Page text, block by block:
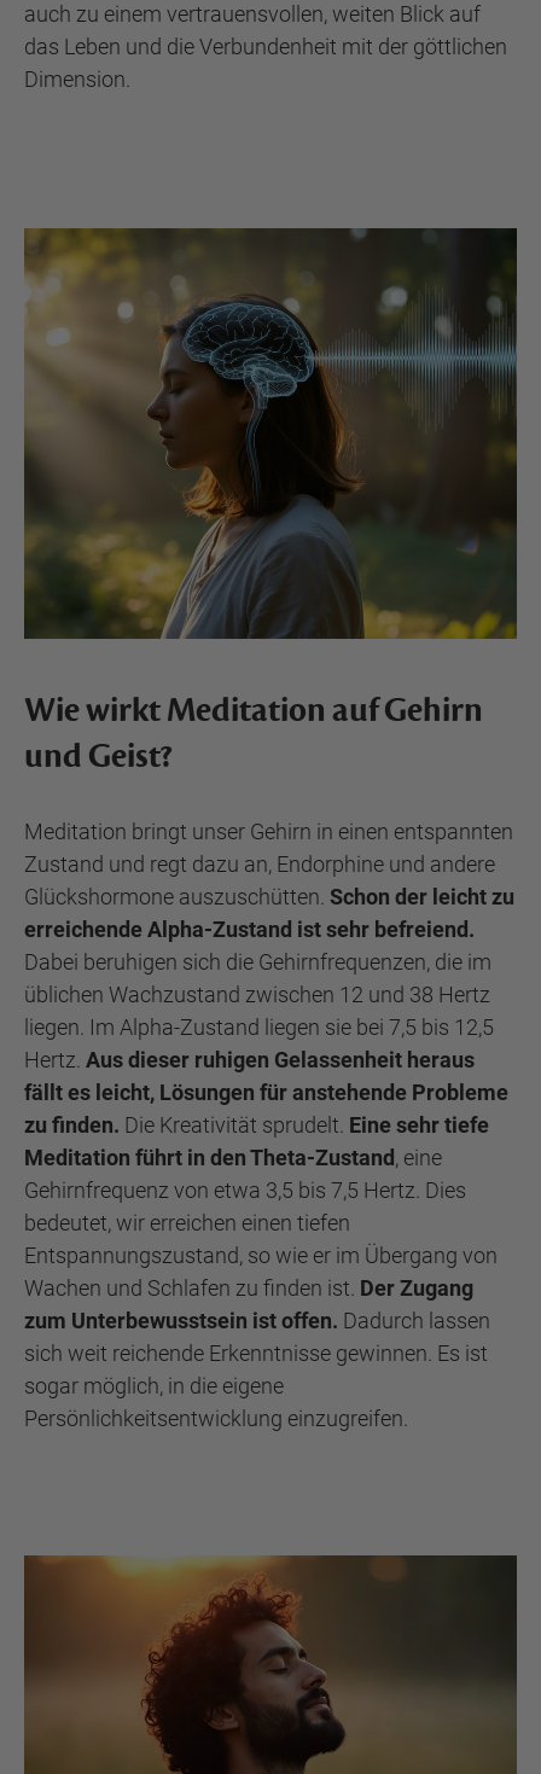
auch zu einem vertrauensvollen, weiten Blick auf
das Leben und die Verbundenheit mit der göttlichen
Dimension.
Wie wirkt Meditation auf Gehirn
und Geist?
Meditation bringt unser Gehirn in einen entspannten
Zustand und regt dazu an, Endorphine und andere
Glückshormone auszuschütten. Schon der leicht zu
erreichende Alpha-Zustand ist sehr befreiend.
Dabei beruhigen sich die Gehirnfrequenzen, die im
üblichen Wachzustand zwischen 12 und 38 Hertz
liegen. Im Alpha-Zustand liegen sie bei 7,5 bis 12,5
Hertz. Aus dieser ruhigen Gelassenheit heraus
fällt es leicht, Lösungen für anstehende Probleme
zu finden. Die Kreativität sprudelt. Eine sehr tiefe
Meditation führt in den Theta-Zustand, eine
Gehirnfrequenz von etwa 3,5 bis 7,5 Hertz. Dies
bedeutet, wir erreichen einen tiefen
Entspannungszustand, so wie er im Übergang von
Wachen und Schlafen zu finden ist. Der Zugang
zum Unterbewusstsein ist offen. Dadurch lassen
sich weit reichende Erkenntnisse gewinnen. Es ist
sogar möglich, in die eigene
Persönlichkeitsentwicklung einzugreifen.